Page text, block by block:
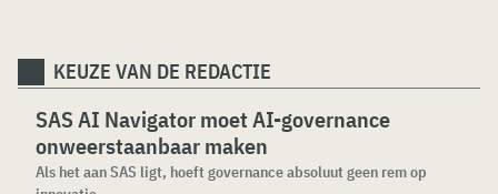
KEUZE VAN DE REDACTIE
SAS AI Navigator moet AI-governance
onweerstaanbaar maken
Als het aan SAS ligt, hoeft governance absoluut geen rem op